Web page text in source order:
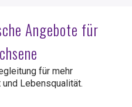
Angebote für
für mehr
Lebensqualität.